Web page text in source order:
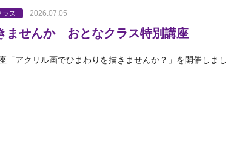
ラス 2026.07.05
ませんか おとなクラス特別講座
「アクリル画でひまわりを描きませんか？」を開催しまし